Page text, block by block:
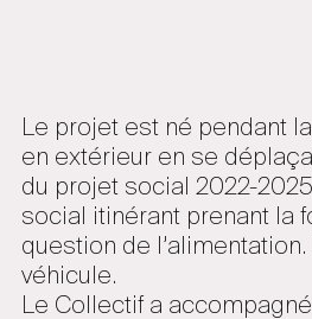
Le projet est né pendant
en extérieur en se
du projet social 2022-
social itinérant prenant la
question de
véhicule.
Le Collectif a